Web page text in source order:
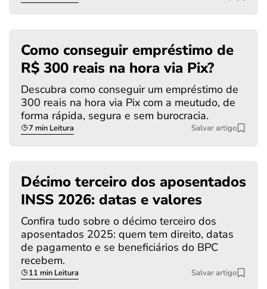
Como conseguir empréstimo de
R$ 300 reais na hora via Pix?
Descubra como conseguir um empréstimo de
300 reais na hora via Pix com a meutudo, de
forma rápida, segura e sem burocracia.
7 min Leitura Salvar artigo
Décimo terceiro dos aposentados
INSS 2026: datas e valores
Confira tudo sobre o décimo terceiro dos
aposentados 2025: quem tem direito, datas
de pagamento e se beneficiários do BPC
recebem.
11 min Leitura Salvar artigo